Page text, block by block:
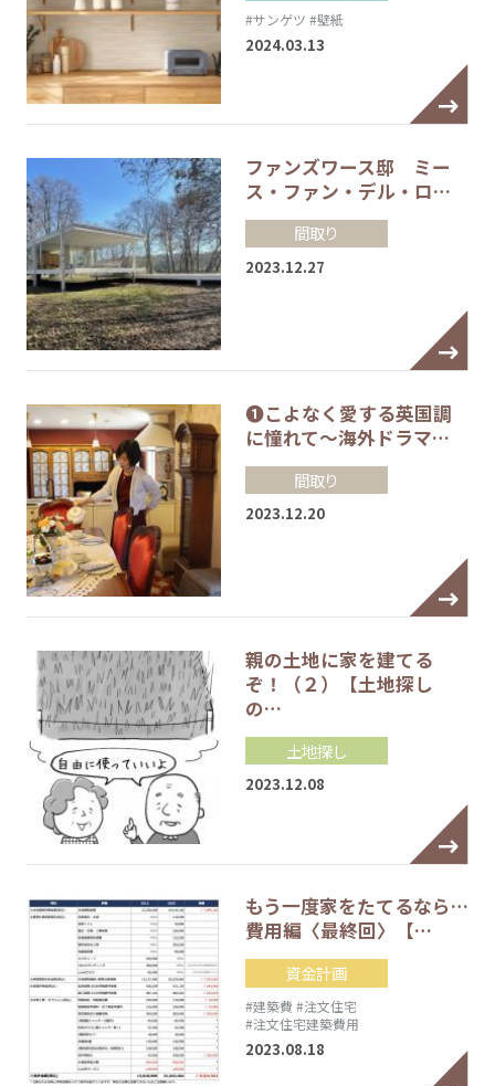
#サンゲツ #壁紙
2024.03.13
ファンズワース邸 ミー
ス・ファン・デル・ロ…
間取り
2023.12.27
❶こよなく愛する英国調
に憧れて～海外ドラマ…
間取り
2023.12.20
親の土地に家を建てる
ぞ！（２）【土地探し
の…
土地探し
2023.12.08
もう一度家をたてるなら…
費用編〈最終回〉【…
資金計画
#建築費 #注文住宅
#注文住宅建築費用
2023.08.18